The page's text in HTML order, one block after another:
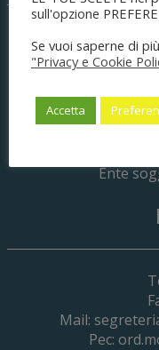
Ente
Mail:
Pec:
sull'opzione
Se vuoi saperne di
"Privacy e Cookie
Accetta